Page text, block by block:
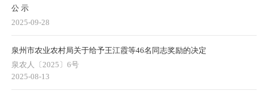
公 示
2025-09-28
泉州市农业农村局关于给予王江霞等46名同志奖励的决定
泉农人〔2025〕6号
2025-08-13